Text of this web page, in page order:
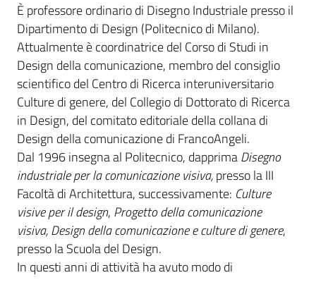
È professore ordinario di Disegno Industriale presso il
Dipartimento di Design (Politecnico di Milano).
Attualmente è coordinatrice del Corso di Studi in
Design della comunicazione, membro del consiglio
scientifico del Centro di Ricerca interuniversitario
Culture di genere, del Collegio di Dottorato di Ricerca
in Design, del comitato editoriale della collana di
Design della comunicazione di FrancoAngeli.
Dal 1996 insegna al Politecnico, dapprimaDisegno
industriale per la comunicazione visiva,presso la III
Facoltà di Architettura, successivamente: Culture
visive per il design, Progetto della comunicazione
visiva, Design della comunicazione e culture di genere,
presso la Scuola del Design.
In questi anni di attività ha avuto modo di